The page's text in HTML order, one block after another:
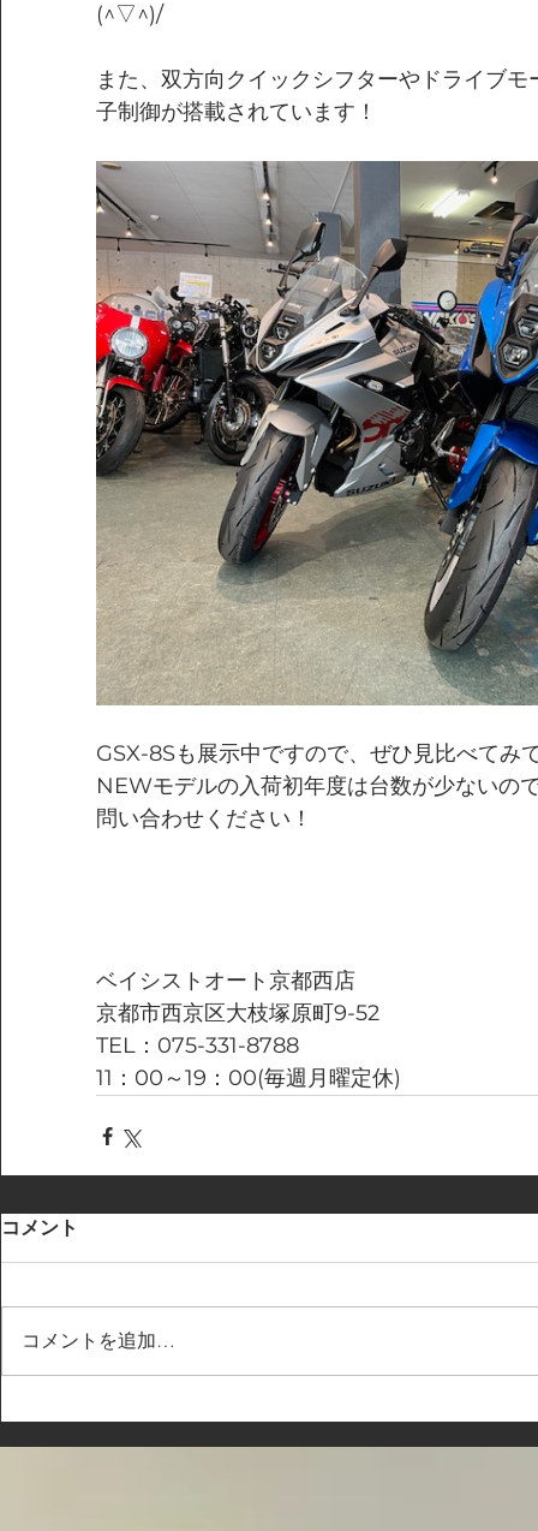
(^▽^)/
また、双方向クイックシフターやドライブ
子制御が搭載されています！
GSX-8Sも展示中ですので、ぜひ見比べてみ
NEWモデルの入荷初年度は台数が少ないの
問い合わせください！
ベイシストオート京都西店
京都市西京区大枝塚原町9-52
TEL：075-331-8788
11：00～19：00(毎週月曜定休)
コメント
コメントを追加…